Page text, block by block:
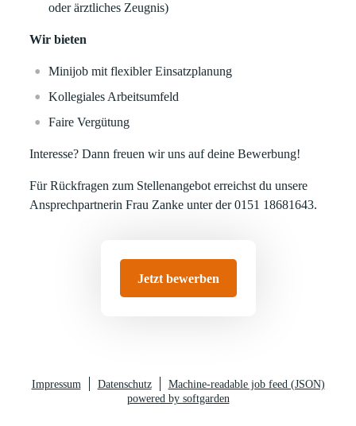
oder ärztliches Zeugnis)
Wir bieten
Minijob mit flexibler Einsatzplanung
Kollegiales Arbeitsumfeld
Faire Vergütung
Interesse? Dann freuen wir uns auf deine Bewerbung!
Für Rückfragen zum Stellenangebot erreichst du unsere
Ansprechpartnerin Frau Zanke unter der 0151 18681643.
Jetzt bewerben
Impressum Datenschutz
Machine-readable job feed (JSON)
powered by softgarden